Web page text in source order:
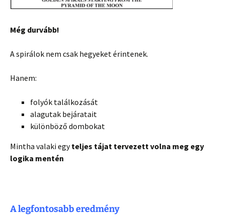
Még durvább!
A spirálok nem csak hegyeket érintenek.
Hanem:
folyók találkozását
alagutak bejáratait
különböző dombokat
Mintha valaki egyteljes tájat tervezett volna meg egy
logika mentén
A legfontosabb eredmény